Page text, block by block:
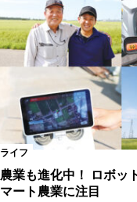
ライフ
農業も進化中！ ロボッ
マート農業に注目